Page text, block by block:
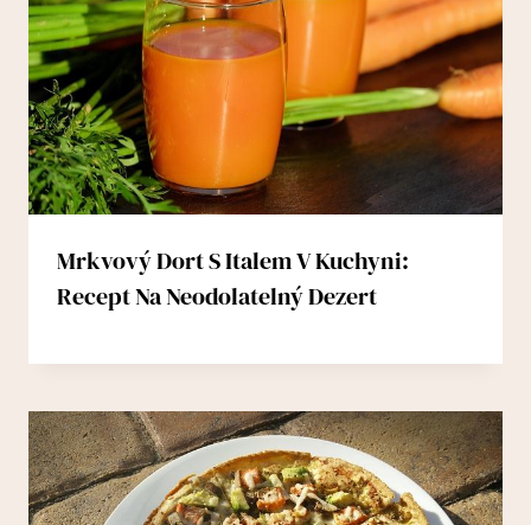
Mrkvový Dort S Italem V Kuchyni:
Recept Na Neodolatelný Dezert